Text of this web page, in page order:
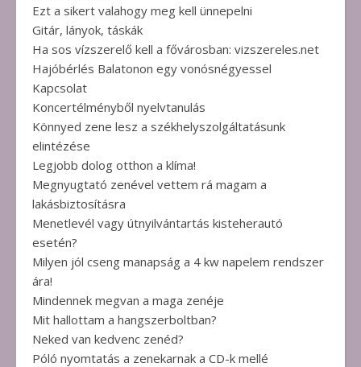
Ezt a sikert valahogy meg kell ünnepelni
Gitár, lányok, táskák
Ha sos vízszerelő kell a fővárosban: vizszereles.net
Hajóbérlés Balatonon egy vonósnégyessel
Kapcsolat
Koncertélményből nyelvtanulás
Könnyed zene lesz a székhelyszolgáltatásunk
elintézése
Legjobb dolog otthon a klíma!
Megnyugtató zenével vettem rá magam a
lakásbiztosításra
Menetlevél vagy útnyilvántartás kisteherautó
esetén?
Milyen jól cseng manapság a 4 kw napelem rendszer
ára!
Mindennek megvan a maga zenéje
Mit hallottam a hangszerboltban?
Neked van kedvenc zenéd?
Póló nyomtatás a zenekarnak a CD-k mellé